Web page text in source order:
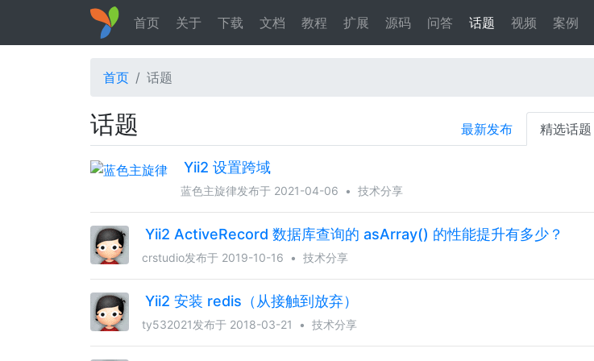
首页 关于 下载 文档 教程 扩展 源码 问答 话题 视频 案例
首页 话题
话题 最新发布 精选话题
Yii2 设置跨域
蓝色主旋律发布于 2021-04-06 • 技术分享
Yii2 ActiveRecord 数据库查询的 asArray() 的性能提升有多少？
crstudio发布于 2019-10-16 • 技术分享
Yii2 安装 redis（从接触到放弃）
ty532021发布于 2018-03-21 • 技术分享